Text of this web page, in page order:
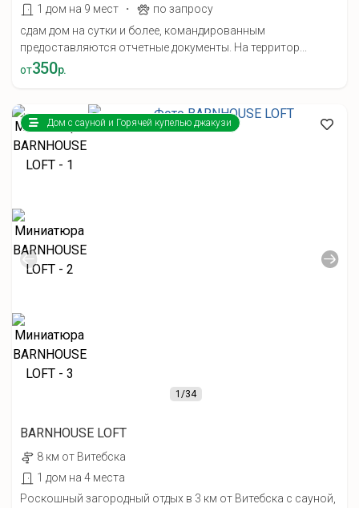
1 дом на 9 мест ·
по запросу
сдам дом на сутки и более, командированным
предоставляются отчетные документы. На территор...
от350р.
1/34
Дом с сауной и Горячей купелью джакузи
BARNHOUSE LOFT
8 км от Витебска
1 дом на 4 места
Роскошный загородный отдых в 3 км от Витебска с сауной,